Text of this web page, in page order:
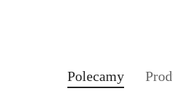
Pomiń karuzelę
Produkty
Polecamy